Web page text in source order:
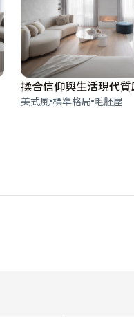
美式風 標準格局 毛胚屋